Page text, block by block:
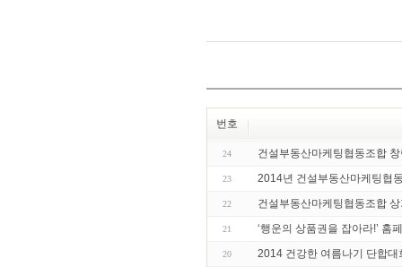
번호
24 건설부동산마케팅협동조합
23 2014년 건설부동산마케팅협
22 건설부동산마케팅협동조합
21 ‘행운의 상품권을 잡아라!’ 홈
20 2014 건강한 여름나기 단합대